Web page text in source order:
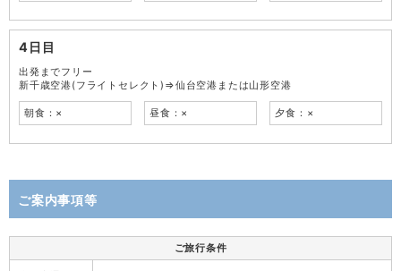
4日目
出発までフリー
新千歳空港(フライトセレクト)⇒仙台空港または山形空港
朝食：× 昼食：× 夕食：×
ご案内事項等
ご旅行条件